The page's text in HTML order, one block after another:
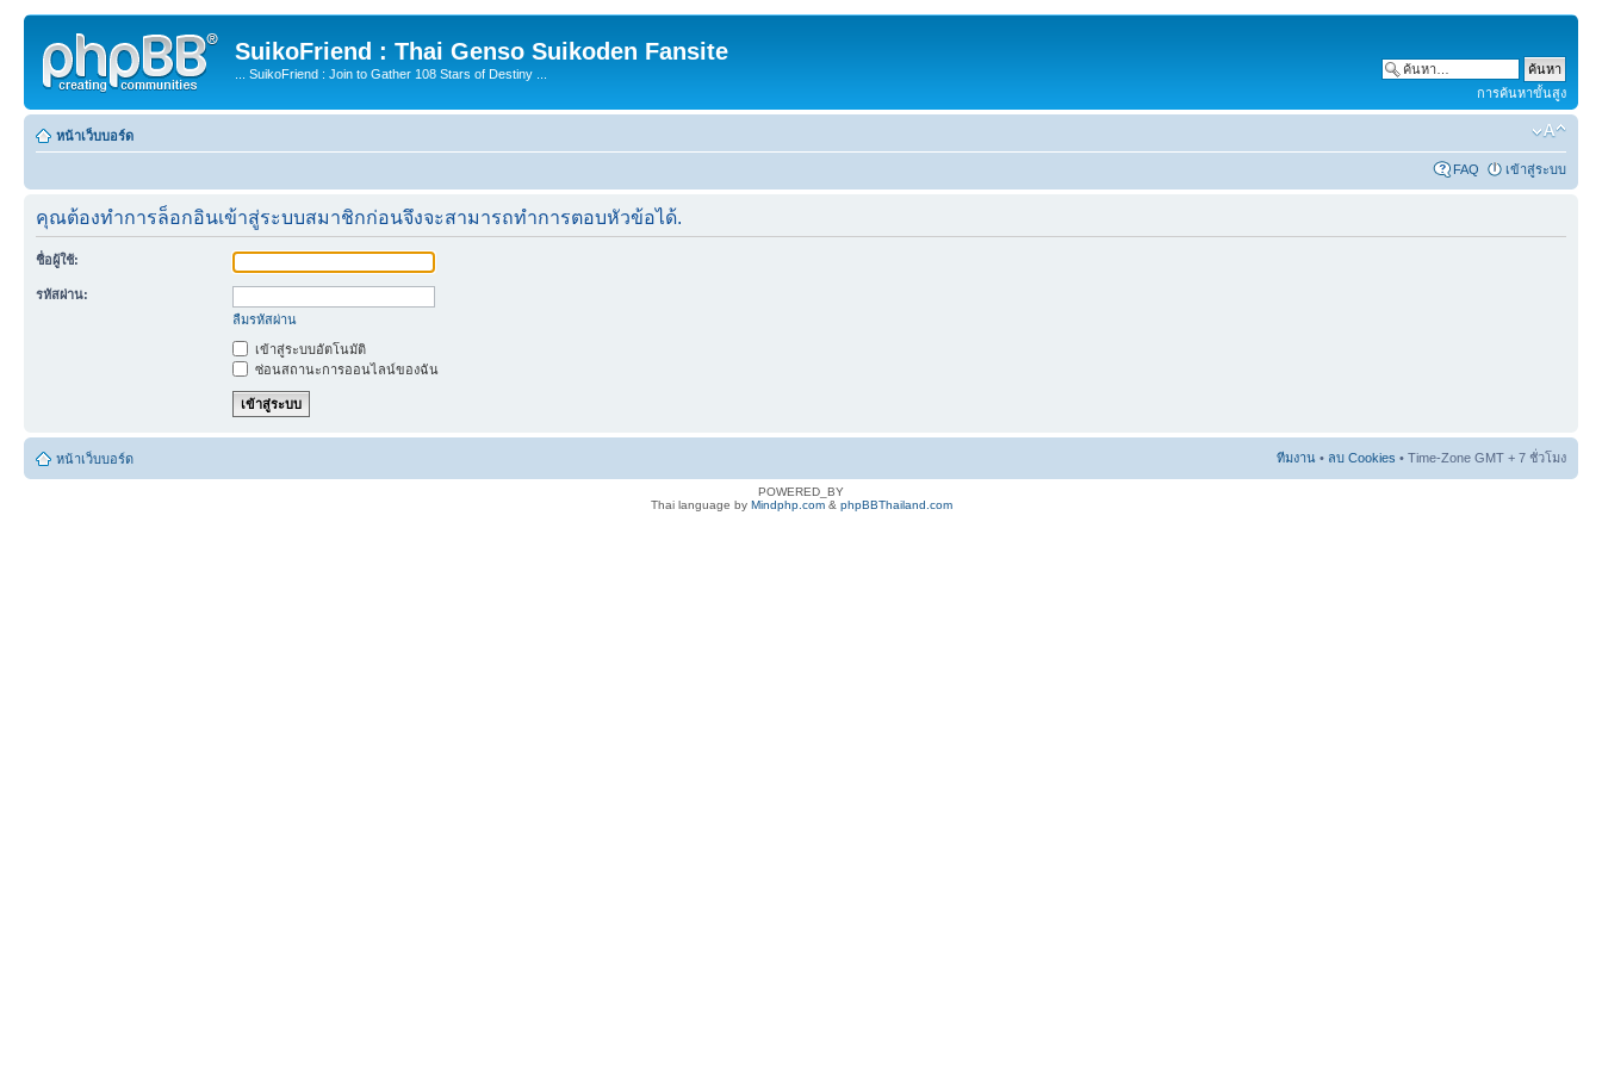
SuikoFriend : Thai Genso Suikoden Fansite
... SuikoFriend : Join to Gather 108 Stars of Destiny ...
การค้นหาขั้นสูง
หน้าเว็บบอร์ด
FAQ เข้าสู่ระบบ
คุณต้องทำการล็อกอินเข้าสู่ระบบสมาชิกก่อนจึงจะสามารถทำการตอบหัวข้อได้.
ชื่อผู้ใช้:
รหัสผ่าน:
ลืมรหัสผ่าน
เข้าสู่ระบบอัตโนมัติ
ซ่อนสถานะการออนไลน์ของฉัน
หน้าเว็บบอร์ด ทีมงาน • ลบ Cookies • Time-Zone GMT + 7 ชั่วโมง
POWERED_BY
Thai language by Mindphp.com& phpBBThailand.com